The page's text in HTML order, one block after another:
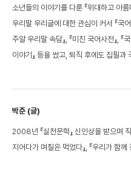
소년들의 이야기를 다룬 『위대하고 아
우리말 우리글에 대한 관심이 커서 『국
주알 우리말 속담』, 『미친 국어사전』,
이야기』 등을 썼고, 퇴직 후에도 집필과
박준 (글)
2008년 『실천문학』 신인상을 받으며
지어다가 며칠은 먹었다』, 『우리가 함